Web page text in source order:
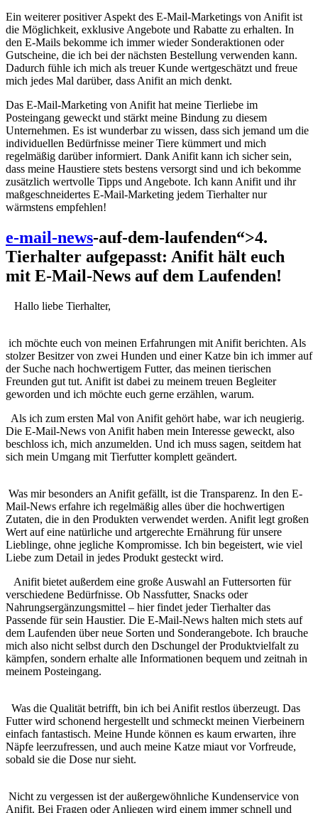
Ein weiterer⁤ positiver Aspekt des ‍E-Mail-Marketings von Anifit ist
⁤die Möglichkeit, exklusive Angebote und Rabatte zu erhalten. In
den E-Mails bekomme ich immer wieder ⁣Sonderaktionen⁤ oder
Gutscheine, die ich bei der nächsten Bestellung verwenden kann.
Dadurch fühle ich ‍mich als ‍treuer ​Kunde wertgeschätzt und freue
mich jedes⁢ Mal darüber,⁢ dass Anifit an mich denkt.
Das E-Mail-Marketing von ⁤Anifit hat meine Tierliebe im​
Posteingang geweckt und stärkt meine Bindung zu diesem
Unternehmen. Es⁣ ist wunderbar zu wissen, dass⁢ sich ⁢jemand um die
individuellen Bedürfnisse meiner Tiere ⁤kümmert und‍ mich
regelmäßig darüber informiert. Dank Anifit kann ich sicher sein,
dass meine Haustiere stets bestens versorgt sind und ich bekomme
zusätzlich wertvolle Tipps und Angebote. Ich kann Anifit und ihr
‍maßgeschneidertes E-Mail-Marketing jedem Tierhalter nur
wärmstens empfehlen!
e-mail-news-auf-dem-laufenden“>4.
Tierhalter aufgepasst: Anifit hält euch
mit E-Mail-News auf dem Laufenden!
⁣ ‍ ⁤ Hallo liebe Tierhalter,
​ ich möchte euch von meinen Erfahrungen mit Anifit berichten. Als
stolzer Besitzer von zwei ⁣Hunden und einer Katze bin ich⁤ immer auf
der Suche nach hochwertigem Futter, das meinen tierischen
Freunden gut⁤ tut. Anifit ⁣ist dabei zu meinem treuen Begleiter
⁣geworden und ich möchte‌ euch gerne erzählen, warum.
‌ ⁤ Als ich zum ersten Mal von Anifit​ gehört habe, war ich neugierig.
Die ⁢E-Mail-News von Anifit haben mein ⁤Interesse geweckt, also
beschloss ich, mich anzumelden. Und ich muss sagen, seitdem hat
sich mein Umgang mit Tierfutter komplett geändert.
‌ Was mir besonders an ⁣Anifit gefällt, ist die ⁤Transparenz. In den E-
Mail-News erfahre ich regelmäßig alles über die hochwertigen
Zutaten,⁢ die in den Produkten verwendet werden. Anifit legt großen
Wert auf eine natürliche und⁤ artgerechte Ernährung⁤ für ⁤unsere
Lieblinge, ohne jegliche Kompromisse. Ich bin begeistert, ⁤wie viel
Liebe zum Detail in jedes Produkt⁣ gesteckt wird.
⁣ ⁤ ⁤ Anifit bietet außerdem eine große Auswahl an Futtersorten für
verschiedene Bedürfnisse. Ob Nassfutter, Snacks oder
Nahrungsergänzungsmittel – hier findet jeder Tierhalter das
⁢Passende ⁢für sein Haustier. Die E-Mail-News halten mich⁢ stets auf
dem Laufenden über neue Sorten und Sonderangebote. Ich brauche
mich also nicht selbst durch den Dschungel der Produktvielfalt zu
kämpfen, sondern erhalte alle ‍Informationen‌ bequem und zeitnah in
meinem Posteingang.
⁢ ⁢ Was die Qualität betrifft, bin‍ ich bei Anifit restlos überzeugt. Das
Futter wird schonend hergestellt und schmeckt meinen Vierbeinern
einfach fantastisch. Meine Hunde können es‍ kaum erwarten, ihre
Näpfe leerzufressen, und auch meine Katze miaut vor Vorfreude,
⁢sobald sie die‌ Dose nur sieht.
⁢‍ Nicht zu vergessen ist ⁤der außergewöhnliche Kundenservice von
Anifit. Bei Fragen oder Anliegen wird‌ einem immer schnell und